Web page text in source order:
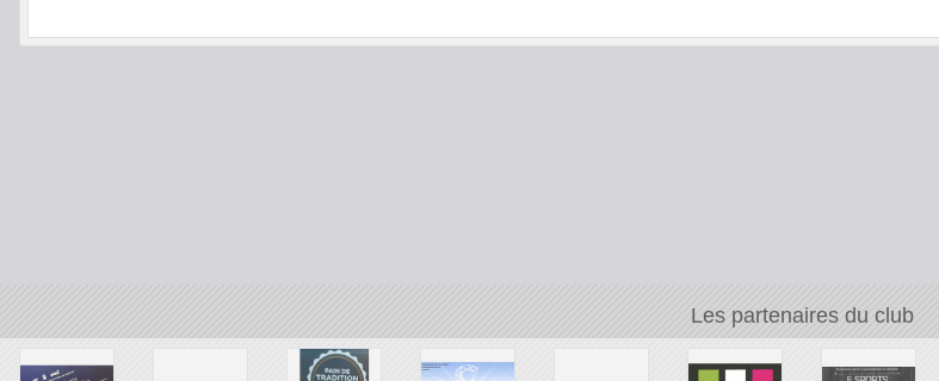
Les partenaires du club